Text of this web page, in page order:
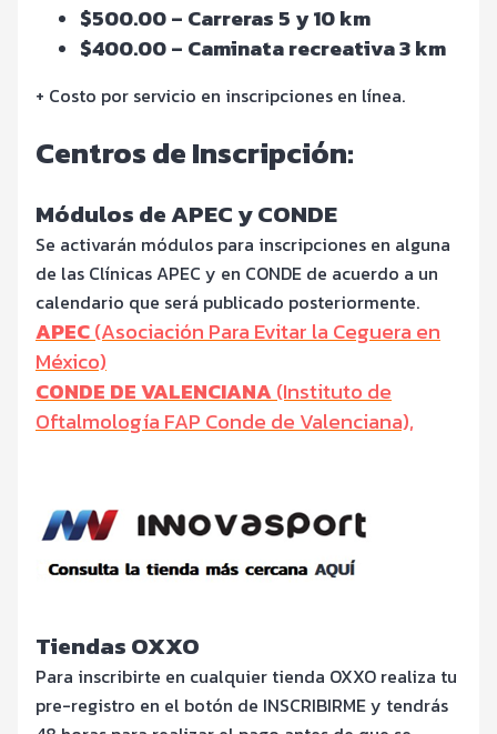
$500.00 – Carreras 5 y 10 km
$400.00 – Caminata recreativa 3 km
+ Costo por servicio en inscripciones en línea.
Centros de Inscripción:
Módulos de APEC y CONDE
Se activarán módulos para inscripciones en alguna
de las Clínicas APEC y en CONDE de acuerdo a un
calendario que será publicado posteriormente.
APEC(Asociación Para Evitar la Ceguera en
México)
CONDE DE VALENCIANA(Instituto de
Oftalmología FAP Conde de Valenciana),
Tiendas OXXO
Para inscribirte en cualquier tienda OXXO realiza tu
pre-registro en el botón de INSCRIBIRME y tendrás